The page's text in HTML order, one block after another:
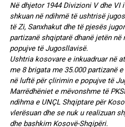
Në dhjetor 1944 Divizioni V dhe VI
shkuan në ndihmë të ushtrisë
të Zi, Sanxhakut dhe të pjesës
partizanë shqiptarë dhanë jetën
popujve të Jugosllavisë.
Ushtria kosovare e inkuadruar në
me 8 brigata me 35.000 partizanë
në luftë për çlirimin e popujve të
Marrëdhëniet e mëvonshme të
ndihma e UNÇL Shqiptare për
vlerësuan dhe se nuk u realizuan
dhe bashkim Kosovë-Shqipëri.